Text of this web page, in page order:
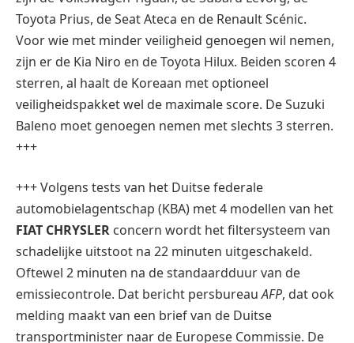
Toyota Prius, de Seat Ateca en de Renault Scénic.
Voor wie met minder veiligheid genoegen wil nemen,
zijn er de Kia Niro en de Toyota Hilux. Beiden scoren 4
sterren, al haalt de Koreaan met optioneel
veiligheidspakket wel de maximale score. De Suzuki
Baleno moet genoegen nemen met slechts 3 sterren.
+++
+++ Volgens tests van het Duitse federale
automobielagentschap (KBA) met 4 modellen van het
FIAT CHRYSLER concern wordt het filtersysteem van
schadelijke uitstoot na 22 minuten uitgeschakeld.
Oftewel 2 minuten na de standaardduur van de
emissiecontrole. Dat bericht persbureauAFP, dat ook
melding maakt van een brief van de Duitse
transportminister naar de Europese Commissie. De